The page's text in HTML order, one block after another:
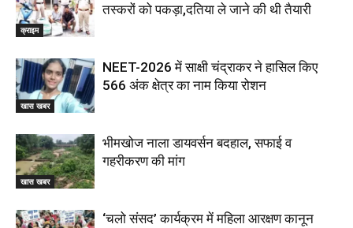
क्राइम
तस्करों को पकड़ा,दतिया ले जाने की थी तैयारी
खास खबर
NEET-2026 में साक्षी चंद्राकर ने हासिल किए
566 अंक क्षेत्र का नाम किया रोशन
खास खबर
भीमखोज नाला डायवर्सन बदहाल, सफाई व
गहरीकरण की मांग
‘चलो संसद’ कार्यक्रम में महिला आरक्षण कानून